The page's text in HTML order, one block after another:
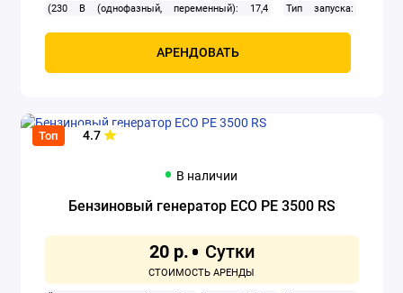
(230 В (однофазный, переменный): 17,4
Тип запуска:
АРЕНДОВАТЬ
Топ 4.7
В наличии
Бензиновый генератор ECO PE 3500 RS
20 р.